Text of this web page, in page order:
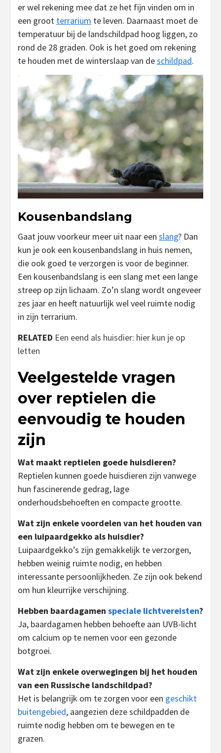
er wel rekening mee dat ze het fijn vinden om in
een groot terrarium te leven. Daarnaast moet de
temperatuur bij de landschildpad hoog liggen, zo
rond de 28 graden. Ook is het goed om rekening
te houden met de winterslaap van deschildpad.
Kousenbandslang
Gaat jouw voorkeur meer uit naar een slang? Dan
kun je ook een kousenbandslang in huis nemen,
die ook goed te verzorgen is voor de beginner.
Een kousenbandslang is een slang met een lange
streep op zijn lichaam. Zo’n slang wordt ongeveer
zes jaar en heeft natuurlijk wel veel ruimte nodig
in zijn terrarium.
RELATED Een eend als huisdier: hier kun je op
letten
Veelgestelde vragen
over reptielen die
eenvoudig te houden
zijn
Wat maakt reptielen goede huisdieren?
Reptielen kunnen goede huisdieren zijn vanwege
hun fascinerende gedrag, lage
onderhoudsbehoeften en compacte grootte.
Wat zijn enkele voordelen van het houden van
een luipaardgekko als huisdier?
Luipaardgekko’s zijn gemakkelijk te verzorgen,
hebben weinig ruimte nodig, en hebben
interessante persoonlijkheden. Ze zijn ook bekend
om hun kleurrijke verschijning.
Hebben baardagamen speciale lichtvereisten?
Ja, baardagamen hebben behoefte aan UVB-licht
om calcium op te nemen voor een gezonde
botgroei.
Wat zijn enkele overwegingen bij het houden
van een Russische landschildpad?
Het is belangrijk om te zorgen voor een geschikt
buitengebied, aangezien deze schildpadden de
ruimte nodig hebben om te bewegen en te
grazen.